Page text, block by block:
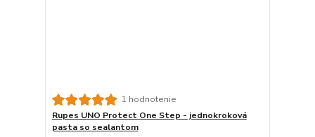
1 hodnotenie
Rupes UNO Protect One Step - jednokroková
pasta so sealantom